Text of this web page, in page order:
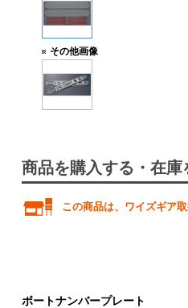
その他画像
商品を購入する・在庫
この商品は、ワイズギア
ボートナンバープレート